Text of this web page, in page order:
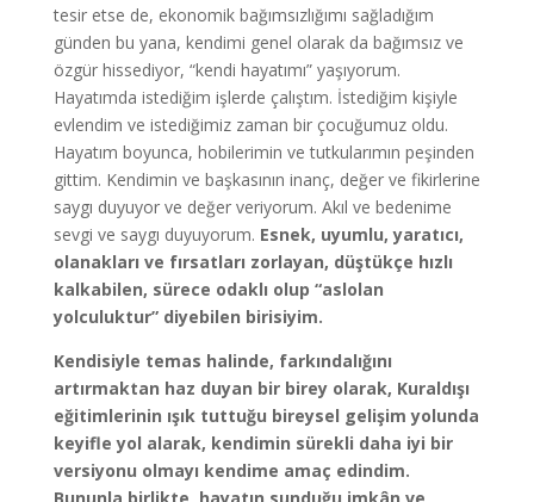
tesir etse de, ekonomik bağımsızlığımı sağladığım
günden bu yana, kendimi genel olarak da bağımsız ve
özgür hissediyor, “kendi hayatımı” yaşıyorum.
Hayatımda istediğim işlerde çalıştım. İstediğim kişiyle
evlendim ve istediğimiz zaman bir çocuğumuz oldu.
Hayatım boyunca, hobilerimin ve tutkularımın peşinden
gittim. Kendimin ve başkasının inanç, değer ve fikirlerine
saygı duyuyor ve değer veriyorum. Akıl ve bedenime
sevgi ve saygı duyuyorum. Esnek, uyumlu, yaratıcı,
olanakları ve fırsatları zorlayan, düştükçe hızlı
kalkabilen, sürece odaklı olup “aslolan
yolculuktur” diyebilen birisiyim.
Kendisiyle temas halinde, farkındalığını
artırmaktan haz duyan bir birey olarak, Kuraldışı
eğitimlerinin ışık tuttuğu bireysel gelişim yolunda
keyifle yol alarak, kendimin sürekli daha iyi bir
versiyonu olmayı kendime amaç edindim.